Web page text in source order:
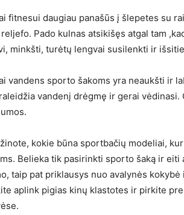
fitnesui daugiau panašūs į šlepetes su
Pado kulnas atsikišęs atgal tam
minkšti, turėtų lengvai susilenkti ir
vandens sporto šakoms yra neaukšti ir
vandenį drėgmę ir gerai
kokie būna sportbačių modeliai,
Belieka tik pasirinkti sporto šaką ir
taip pat priklausys nuo avalynės
aplink pigias kinų klastotes ir pirkite